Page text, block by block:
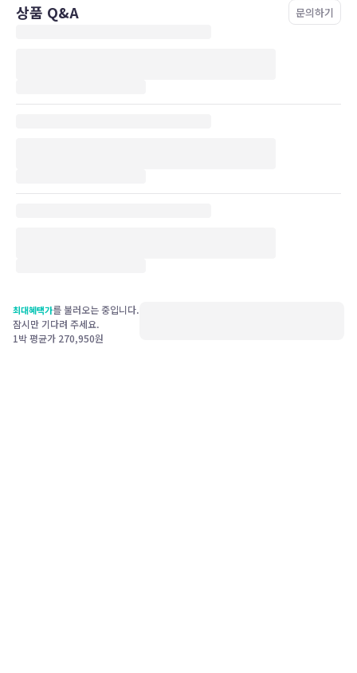
상품 Q&A 문의하기
최대혜택가를 불러오는 중입니다.
잠시만 기다려 주세요.
1박 평균가 270,950원